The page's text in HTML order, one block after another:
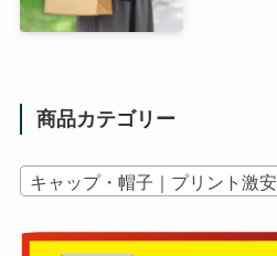
商品カテゴリー
キャップ・帽子｜プリント激安